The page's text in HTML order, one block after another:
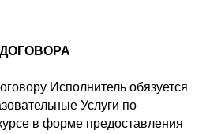
ДОГОВОРА
Исполнитель обязуется
Услуги по
в форме предоставления